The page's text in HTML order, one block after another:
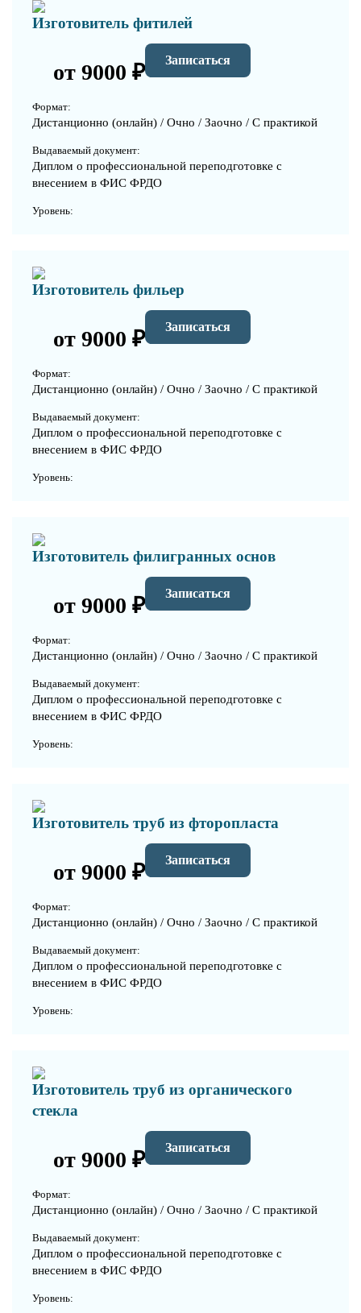
Изготовитель фитилей
от 9000 ₽ Записаться
Формат:
Дистанционно (онлайн) / Очно / Заочно / С практикой
Выдаваемый документ:
Диплом о профессиональной переподготовке с
внесением в ФИС ФРДО
Уровень:
Изготовитель фильер
от 9000 ₽ Записаться
Формат:
Дистанционно (онлайн) / Очно / Заочно / С практикой
Выдаваемый документ:
Диплом о профессиональной переподготовке с
внесением в ФИС ФРДО
Уровень:
Изготовитель филигранных основ
от 9000 ₽ Записаться
Формат:
Дистанционно (онлайн) / Очно / Заочно / С практикой
Выдаваемый документ:
Диплом о профессиональной переподготовке с
внесением в ФИС ФРДО
Уровень:
Изготовитель труб из фторопласта
от 9000 ₽ Записаться
Формат:
Дистанционно (онлайн) / Очно / Заочно / С практикой
Выдаваемый документ:
Диплом о профессиональной переподготовке с
внесением в ФИС ФРДО
Уровень:
Изготовитель труб из органического
стекла
от 9000 ₽ Записаться
Формат:
Дистанционно (онлайн) / Очно / Заочно / С практикой
Выдаваемый документ:
Диплом о профессиональной переподготовке с
внесением в ФИС ФРДО
Уровень: